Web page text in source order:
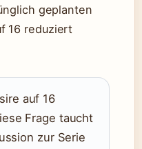
geplanten
16 reduziert
auf 16
Frage taucht
zur Serie